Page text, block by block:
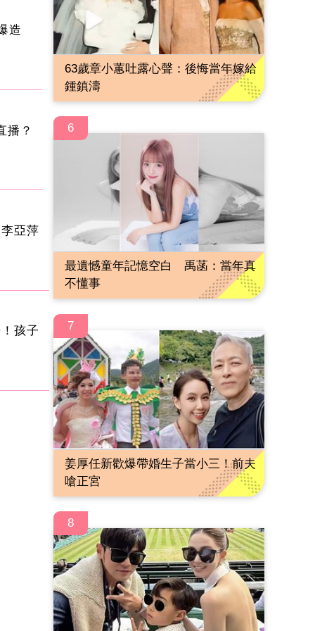
造
播？
亞萍
孩子
63歲章小蕙吐露心聲：後悔當年嫁給
鍾鎮濤
6
最遺憾童年記憶空白 禹菡：當年真
不懂事
7
姜厚任新歡爆帶婚生子當小三！前夫
嗆正宮
8